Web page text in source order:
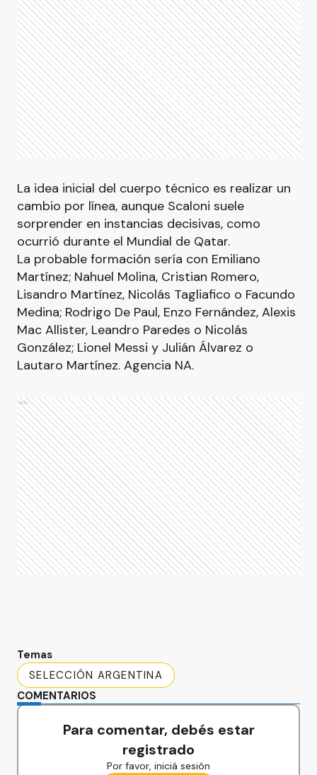
La idea inicial del cuerpo técnico es realizar un
cambio por línea, aunque Scaloni suele
sorprender en instancias decisivas, como
ocurrió durante el Mundial de Qatar.
La probable formación sería con Emiliano
Martínez; Nahuel Molina, Cristian Romero,
Lisandro Martínez, Nicolás Tagliafico o Facundo
Medina; Rodrigo De Paul, Enzo Fernández, Alexis
Mac Allister, Leandro Paredes o Nicolás
González; Lionel Messi y Julián Álvarez o
Lautaro Martínez. Agencia NA.
Ads
Temas
SELECCIÓN ARGENTINA
COMENTARIOS
Para comentar, debés estar
registrado
Por favor, iniciá sesión